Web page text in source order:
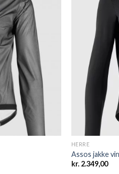
wishlist
HERRE
Assos jakke
kr.2.349,00